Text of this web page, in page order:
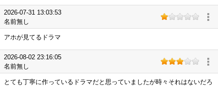
2026-07-31 13:03:53
名前無し
アホが見てるドラマ
2026-08-02 23:16:05
名前無し
とても丁寧に作っているドラマだと思っていましたが時々それはないだろ